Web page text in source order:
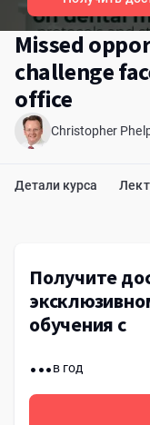
Missed
challenge
office
Christopher
Детали курса
Получите
обучения с
...в год